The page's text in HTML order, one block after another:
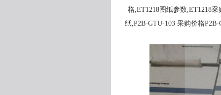
格,ET1218图纸参数,ET1218
纸,P2B-GTU-103 采购价格